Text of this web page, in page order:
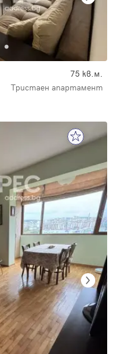
75 кв.м.
Тристаен апартамент